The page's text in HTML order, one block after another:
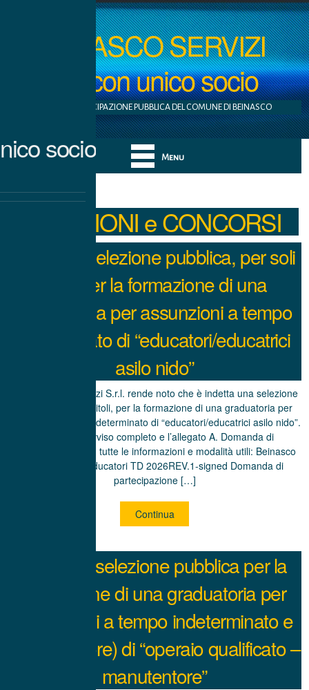
BEINASCO SERVIZI
S.r.l. con unico socio
AZIENDA A PARTECIPAZIONE PUBBLICA DEL COMUNE DI BEINASCO
Menu
socio
SELEZIONI e CONCORSI
Avviso di selezione pubblica, per soli
titoli, per la formazione di una
graduatoria per assunzioni a tempo
determinato di “educatori/educatrici
asilo nido”
La Beinasco Servizi S.r.l. rende noto che è indetta una selezione
pubblica, per soli titoli, per la formazione di una graduatoria per
assunzioni a tempo determinato di “educatori/educatrici asilo nido”.
Di seguito l’avviso completo e l’allegato A. Domanda di
partecipazione con tutte le informazioni e modalità utili: Beinasco
Servzi bando Educatori TD 2026REV.1-signed Domanda di
partecipazione […]
Continua
Avviso di selezione pubblica per la
formazione di una graduatoria per
assunzioni a tempo indeterminato e
pieno (40 ore) di “operaio qualificato –
manutentore”